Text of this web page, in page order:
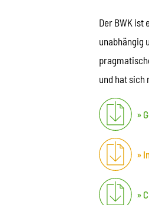
Der BWK
unabhängig
und hat sich